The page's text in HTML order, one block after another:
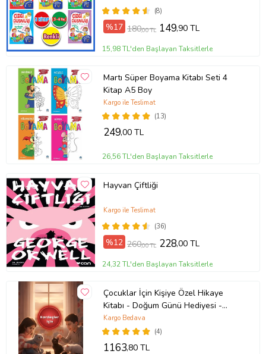
(8)
%17 180,00 TL 149,90 TL
15,98 TL'den Başlayan Taksitlerle
Martı Süper Boyama Kitabı Seti 4
Kitap A5 Boy
(13)
Kargo ile Teslimat
249,00 TL
26,56 TL'den Başlayan Taksitlerle
Hayvan Çiftliği
(36)
Kargo ile Teslimat
%12 260,00 TL 228,00 TL
24,32 TL'den Başlayan Taksitlerle
Çocuklar İçin Kişiye Özel Hikaye
Kitabı - Doğum Günü Hediyesi -
Okuma Hediyesi
(4)
Kargo Bedava
1163,80 TL